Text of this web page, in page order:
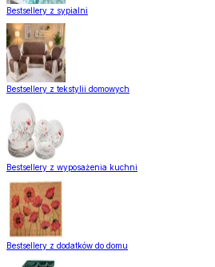
Bestsellery z sypialni
Bestsellery z tekstylii domowych
Bestsellery z wyposażenia kuchni
Bestsellery z dodatków do domu